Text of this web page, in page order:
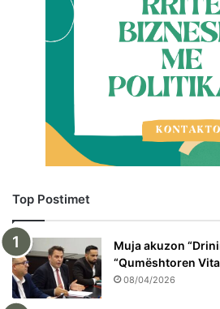
Top Postimet
Muja akuzon
“Qumështoren
08/04/2026